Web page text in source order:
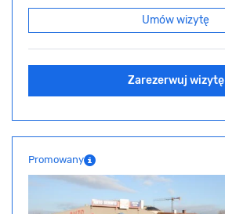
Umów wizytę
Zarezerwuj wizytę
Promowany